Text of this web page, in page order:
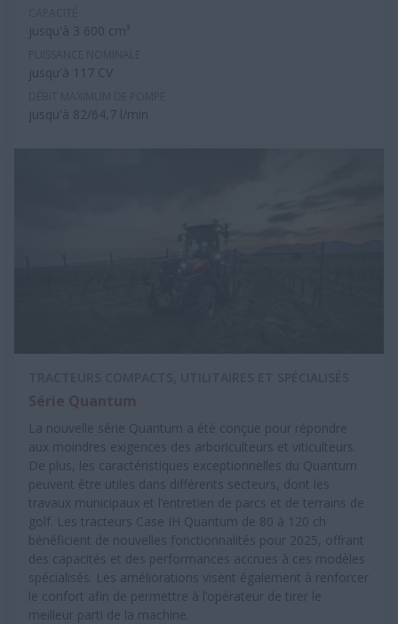
jusqu'à 3 600 cm³
jusqu'à 117 CV
jusqu'à 82/64,7 l/min
La nouvelle série Quantum a été conçue pour répondre
aux moindres exigences des arboriculteurs et viticulteurs.
De plus, les caractéristiques exceptionnelles du Quantum
peuvent être utiles dans différents secteurs, dont les
travaux municipaux et l’entretien de parcs et de terrains de
golf. Les tracteurs Case IH Quantum de 80 à 120 ch
bénéficient de nouvelles fonctionnalités pour 2025, offrant
des capacités et des performances accrues à ces modèles
spécialisés. Les améliorations visent également à renforcer
le confort afin de permettre à l’opérateur de tirer le
meilleur parti de la machine.